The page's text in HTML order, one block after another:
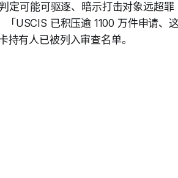
可能可驱逐、暗示打击对象远超罪
USCIS 已积压逾 1100 万件申请、这
有人已被列入审查名单。